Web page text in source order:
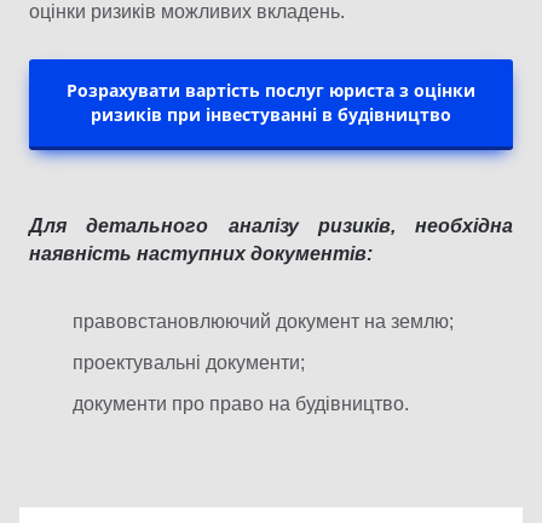
оцінки ризиків можливих вкладень.
Розрахувати вартість послуг юриста з оцінки
ризиків при інвестуванні в будівництво
Для детального аналізу ризиків, необхідна
наявність наступних документів:
правовстановлюючий документ на землю;
проектувальні документи;
документи про право на будівництво.